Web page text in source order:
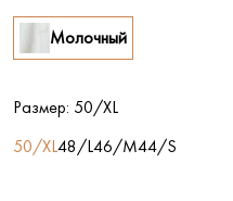
Молочный
Размер: 50/XL
50/XL48/L46/M44/S